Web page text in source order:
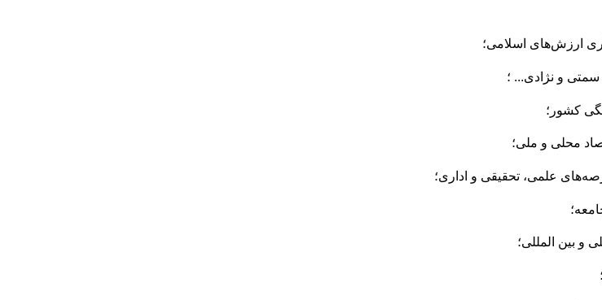
ارزشهای اسلامی؛
سمتی و نژادی... ؛
کشور ؛
محلی و ملی؛
های علمی، تحقیقی و اداری؛
و بین المللی؛